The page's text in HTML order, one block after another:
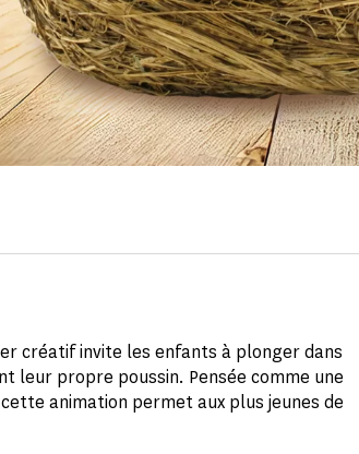
créatif invite les enfants à plonger dans
leur propre poussin. Pensée comme une
animation permet aux plus jeunes de